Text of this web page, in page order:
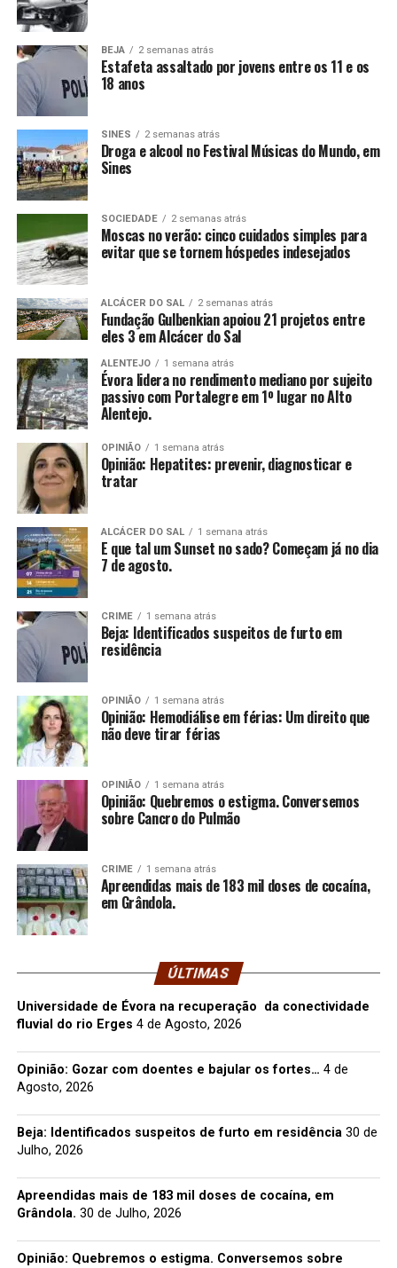
BEJA 2 semanas atrás
Estafeta assaltado por jovens entre os 11 e os
18 anos
SINES 2 semanas atrás
Droga e alcool no Festival Músicas do Mundo, em
Sines
SOCIEDADE 2 semanas atrás
Moscas no verão: cinco cuidados simples para
evitar que se tornem hóspedes indesejados
ALCÁCER DO SAL 2 semanas atrás
Fundação Gulbenkian apoiou 21 projetos entre
eles 3 em Alcácer do Sal
ALENTEJO 1 semana atrás
Évora lidera no rendimento mediano por sujeito
passivo com Portalegre em 1º lugar no Alto
Alentejo.
OPINIÃO 1 semana atrás
Opinião: Hepatites: prevenir, diagnosticar e
tratar
ALCÁCER DO SAL 1 semana atrás
E que tal um Sunset no sado? Começam já no dia
7 de agosto.
CRIME 1 semana atrás
Beja: Identificados suspeitos de furto em
residência
OPINIÃO 1 semana atrás
Opinião: Hemodiálise em férias: Um direito que
não deve tirar férias
OPINIÃO 1 semana atrás
Opinião: Quebremos o estigma. Conversemos
sobre Cancro do Pulmão
CRIME 1 semana atrás
Apreendidas mais de 183 mil doses de cocaína,
em Grândola.
ÚLTIMAS
Universidade de Évora na recuperação da conectividade
fluvial do rio Erges 4 de Agosto, 2026
Opinião: Gozar com doentes e bajular os fortes… 4 de
Agosto, 2026
Beja: Identificados suspeitos de furto em residência 30 de
Julho, 2026
Apreendidas mais de 183 mil doses de cocaína, em
Grândola. 30 de Julho, 2026
Opinião: Quebremos o estigma. Conversemos sobre